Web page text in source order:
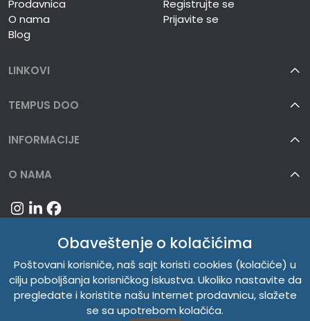
Prodavnica
O nama
Blog
Registrujte se
Prijavite se
LINKOVI
TEMPUS DOO
INFORMACIJE
O NAMA
Obaveštenje o kolačićima
Poštovani korisniče, naš sajt koristi cookies (kolačiće) u
cilju poboljšanja korisničkog iskustva. Ukoliko nastavite da
pregledate i koristite našu Internet prodavnicu, slažete
se sa upotrebom kolačića.